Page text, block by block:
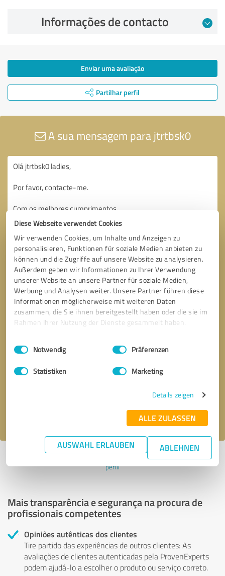
Diese Webseite verwendet Cookies
Wir verwenden Cookies, um Inhalte und Anzeigen zu
personalisieren, Funktionen für soziale Medien anbieten zu
können und die Zugriffe auf unsere Website zu analysieren.
Außerdem geben wir Informationen zu Ihrer Verwendung
unserer Website an unsere Partner für soziale Medien,
Werbung und Analysen weiter. Unsere Partner führen diese
Informationen möglicherweise mit weiteren Daten
zusammen, die Sie ihnen bereitgestellt haben oder die sie im
Rahmen Ihrer Nutzung der Dienste gesammelt haben.
Impressum Datenschutzbestimmungen
Einwilligungsauswahl
Notwendig Präferenzen
Statistiken Marketing
Details zeigen
ALLE ZULASSEN
AUSWAHL ERLAUBEN ABLEHNEN
Informações de contacto
Enviar uma avaliação
Partilhar perfil
A sua mensagem para jtrtbsk0
Última atualização: 07.11.2022|Denunciar
perfil
Mais transparência e segurança na procura de
profissionais competentes
Opiniões autênticas dos clientes
Tire partido das experiências de outros clientes: As
avaliações de clientes autenticadas pela ProvenExperts
podem ajudá-lo a escolher o produto ou serviço correto.